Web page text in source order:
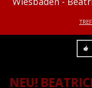
NEU!